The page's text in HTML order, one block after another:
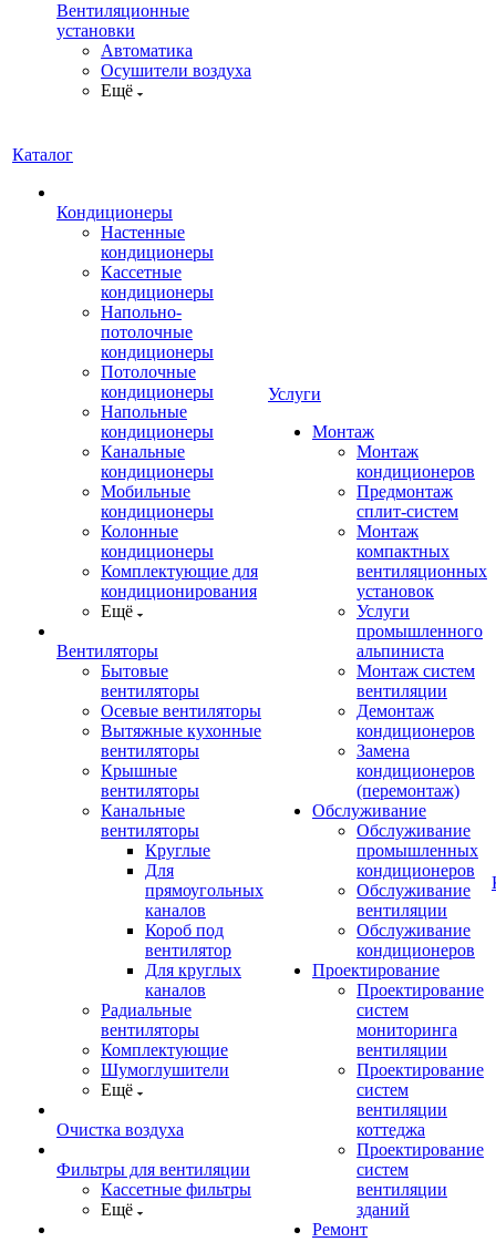
Вентиляционные
установки
Автоматика
Осушители воздуха
Ещё
Каталог
Кондиционеры
Настенные
кондиционеры
Кассетные
кондиционеры
Напольно-
потолочные
кондиционеры
Потолочные
кондиционеры
Напольные
кондиционеры
Канальные
кондиционеры
Мобильные
кондиционеры
Колонные
кондиционеры
Комплектующие для
кондиционирования
Ещё
Вентиляторы
Бытовые
вентиляторы
Осевые вентиляторы
Вытяжные кухонные
вентиляторы
Крышные
вентиляторы
Канальные
вентиляторы
Круглые
Для
прямоугольных
каналов
Короб под
вентилятор
Для круглых
каналов
Радиальные
вентиляторы
Комплектующие
Шумоглушители
Ещё
Очистка воздуха
Фильтры для вентиляции
Кассетные фильтры
Ещё
Услуги
Монтаж
Монтаж
кондиционеров
Предмонтаж
сплит-систем
Монтаж
компактных
вентиляционных
установок
Услуги
промышленного
альпиниста
Монтаж систем
вентиляции
Демонтаж
кондиционеров
Замена
кондиционеров
(перемонтаж)
Обслуживание
Обслуживание
промышленных
кондиционеров
Обслуживание
вентиляции
Обслуживание
кондиционеров
Проектирование
Проектирование
систем
мониторинга
вентиляции
Проектирование
систем
вентиляции
коттеджа
Проектирование
систем
вентиляции
зданий
Ремонт